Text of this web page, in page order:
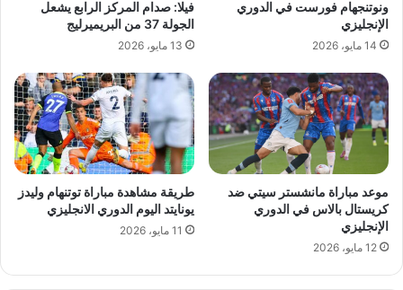
ونوتنجهام فورست في الدوري
الإنجليزي
14 مايو، 2026
فيلا: صدام المركز الرابع يشعل
الجولة 37 من البريميرليج
13 مايو، 2026
موعد مباراة مانشستر سيتي ضد
كريستال بالاس في الدوري
الإنجليزي
12 مايو، 2026
طريقة مشاهدة مباراة توتنهام وليدز
يونايتد اليوم الدوري الانجليزي
11 مايو، 2026